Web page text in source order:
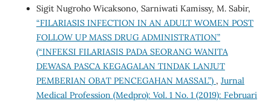
Sigit Nugroho Wicaksono, Sarniwati Kamissy, M. Sabir,
“FILARIASIS INFECTION IN AN ADULT WOMEN POST
FOLLOW UP MASS DRUG ADMINISTRATION”
(“INFEKSI FILARIASIS PADA SEORANG WANITA
DEWASA PASCA KEGAGALAN TINDAK LANJUT
PEMBERIAN OBAT PENCEGAHAN MASSAL”) , Jurnal
Medical Profession (Medpro): Vol. 1 No. 1 (2019): Februari